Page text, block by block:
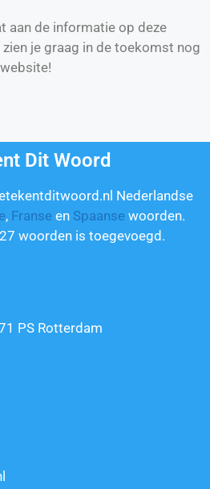
aan de informatie op deze
je graag in de toekomst nog
Dit Woord
Nederlandse
, Franse en Spaanse woorden.
woorden is toegevoegd.
PS Rotterdam